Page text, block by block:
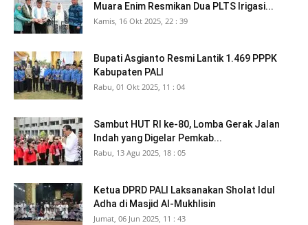
Muara Enim Resmikan Dua PLTS Irigasi...
Kamis, 16 Okt 2025, 22 : 39
Bupati Asgianto Resmi Lantik 1.469 PPPK
Kabupaten PALI
Rabu, 01 Okt 2025, 11 : 04
Sambut HUT RI ke-80, Lomba Gerak Jalan
Indah yang Digelar Pemkab...
Rabu, 13 Agu 2025, 18 : 05
Ketua DPRD PALI Laksanakan Sholat Idul
Adha di Masjid Al-Mukhlisin
Jumat, 06 Jun 2025, 11 : 43